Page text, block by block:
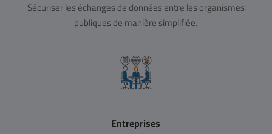
Sécuriser les échanges de données entre les organismes
publiques de manière simplifiée.
Entreprises